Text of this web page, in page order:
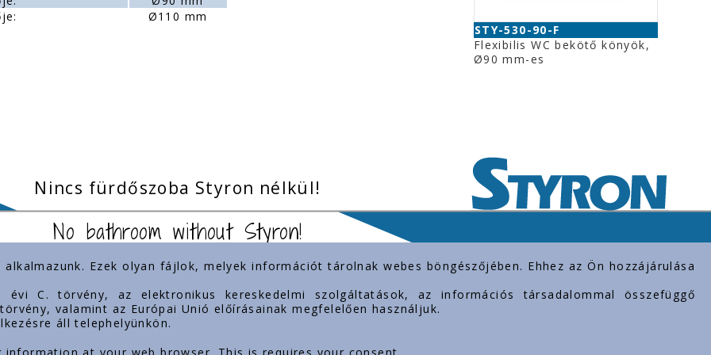
Ø110 mm
STY-530-90-F
Flexibilis WC bekötő könyök,
Ø90 mm-es
Nincs fürdőszoba Styron nélkül!
No bathroom without Styron!
Jelenlétünk
alkalmazunk. Ezek olyan fájlok, melyek információt tárolnak webes böngészőjében. Ehhez az Ön hozzájárulása
C. törvény, az elektronikus kereskedelmi szolgáltatások, az információs társadalommal összefüggő
valamint az Európai Unió előírásainak megfelelően használjuk.
áll telephelyünkön.